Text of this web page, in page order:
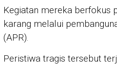
Kegiatan mereka berfokus
karang melalui
(APR).
Peristiwa tragis tersebut